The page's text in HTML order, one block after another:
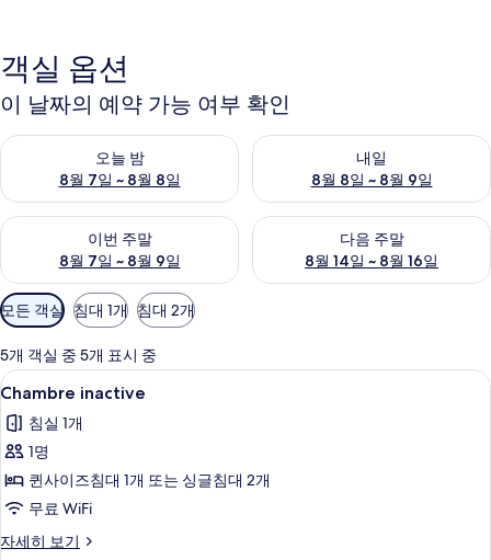
객실 옵션
이 날짜의 예약 가능 여부 확인
오늘 밤
8월 7일 ~ 8월 8일
오늘 밤 예약 가능 여부 확인, 8월 7일 ~ 8월 8일
내일
8월 8일 ~ 8월 9일
내일 예약 가능 여부 확인, 8월
이번 주말
8월 7일 ~ 8월 9일
이번 주말 예약 가능 여부 확인, 8월 7일 ~ 8월 9일
다음 주말
8월 14일 ~ 8월 16일
다음 주말 예약 가능 여부 확인,
객
실
에
사
용
가
능
한
터
모든 객실 침대 1개 침대 2개
5개 객실 중 5개 표시 중
Chambre
inactive
사
진
모
두
보
책상, 방음 설비, 다리미/다리미판, 무
6
Chambre inactive
침실 1개
1명
퀸사이즈침대 1개 또는 싱글침대 2개
무료 WiFi
자세히 보기
Chambre